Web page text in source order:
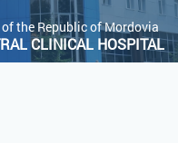
the Republic of Mordovia
CLINICAL HOSPITAL